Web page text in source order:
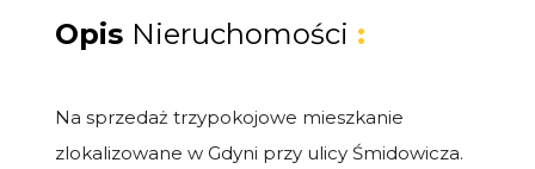
Opis Nieruchomości :
Na sprzedaż trzypokojowe mieszkanie
zlokalizowane w Gdyni przy ulicy Śmidowicza.